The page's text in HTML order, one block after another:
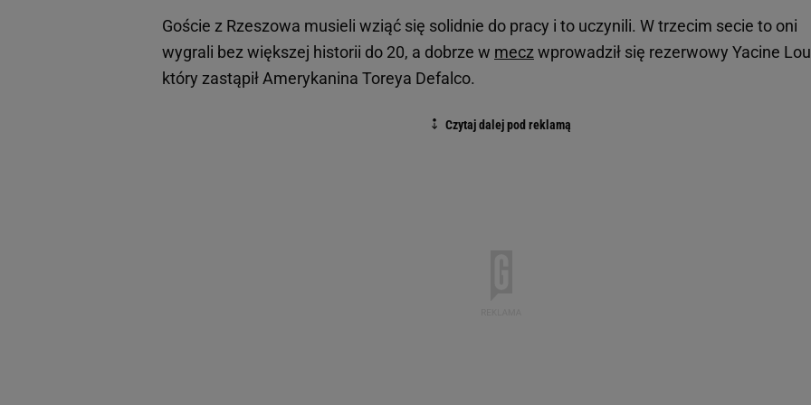
Goście z Rzeszowa musieli wziąć się solidnie do pracy i to uczynili. W trzecim secie to oni
wygrali bez większej historii do 20, a dobrze w mecz wprowadził się rezerwowy Yacine
który zastąpił Amerykanina Toreya Defalco.